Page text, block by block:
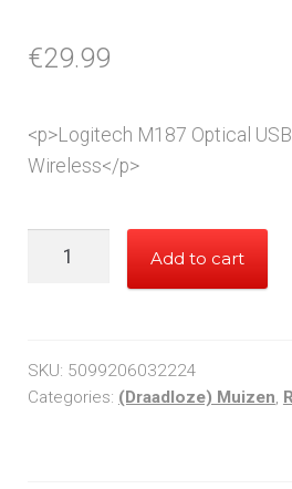
€29.99
<p>Logitech M187 Optical
Wireless</p>
Wit
Retail
Add to cart
SKU: 5099206032224
Categories: (Draadloze) Muizen,